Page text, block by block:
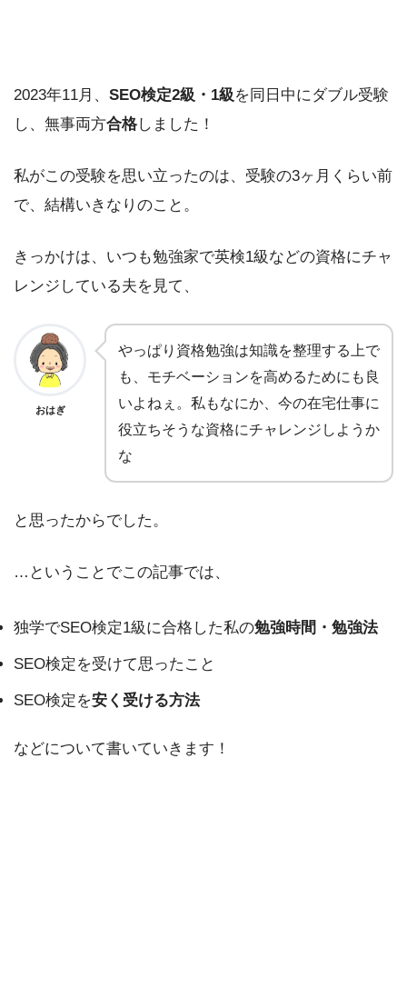
2023年11月、 SEO検定2級・1級 を同日中にダブル受験
し、無事両方合格しました！
私がこの受験を思い立ったのは、受験の3ヶ月くらい前
で、結構いきなりのこと。
きっかけは、いつも勉強家で英検1級などの資格にチャ
レンジしている夫を見て、
おはぎ
やっぱり資格勉強は知識を整理する上で
も、モチベーションを高めるためにも良
いよねぇ。私もなにか、今の在宅仕事に
役立ちそうな資格にチャレンジしようか
な
と思ったからでした。
…ということでこの記事では、
独学でSEO検定1級に合格した私の勉強時間・勉強法
SEO検定を受けて思ったこと
SEO検定を安く受ける方法
などについて書いていきます！